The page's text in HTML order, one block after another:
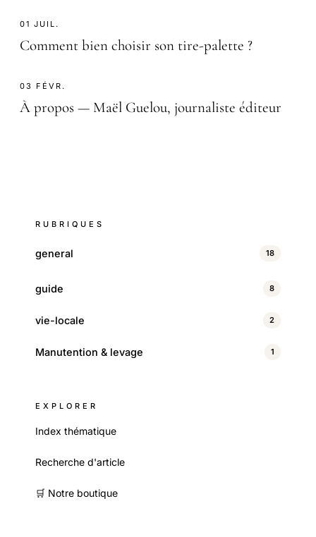
01 JUIL.
Comment bien choisir son tire-palette ?
03 FÉVR.
À propos — Maël Guelou, journaliste éditeur
RUBRIQUES
general 18
guide 8
vie-locale 2
Manutention & levage 1
EXPLORER
Index thématique
Recherche d'article
🛒 Notre boutique